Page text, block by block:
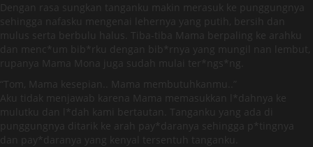
Dengan rasa sungkan tanganku makin merasuk ke punggungnya
sehingga nafasku mengenai lehernya yang putih, bersih dan
mulus serta berbulu halus. Tiba-tiba Mama berpaling ke arahku
dan menc*um bib*rku dengan bib*rnya yang mungil nan lembut,
rupanya Mama Mona juga sudah mulai ter*ngs*ng.
“Tom, Mama kesepian.. Mama membutuhkanmu..”
Aku tidak menjawab karena Mama memasukkan l*dahnya ke
mulutku dan l*dah kami bertautan. Tanganku yang ada di
punggungnya ditarik ke arah pay*daranya sehingga p*tingnya
dan pay*daranya yang kenyal tersentuh tanganku.